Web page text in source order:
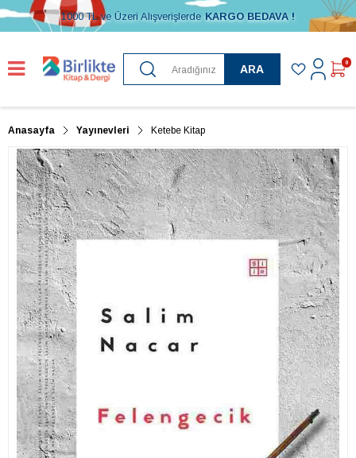
1000 TL ve Üzeri Alışverişlerde KARGO BEDAVA !
ARA
0
Anasayfa Yayınevleri Ketebe Kitap